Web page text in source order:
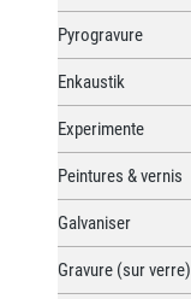
Pyrogravure
Enkaustik
Experimente
Peintures & vernis
Galvaniser
Gravure (sur verre)